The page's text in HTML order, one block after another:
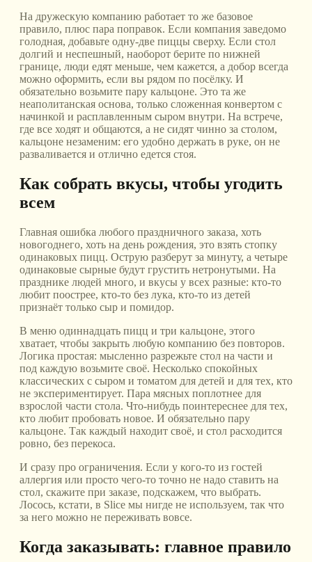
На дружескую компанию работает то же базовое
правило, плюс пара поправок. Если компания заведомо
голодная, добавьте одну-две пиццы сверху. Если стол
долгий и неспешный, наоборот берите по нижней
границе, люди едят меньше, чем кажется, а добор всегда
можно оформить, если вы рядом по посёлку. И
обязательно возьмите пару кальцоне. Это та же
неаполитанская основа, только сложенная конвертом с
начинкой и расплавленным сыром внутри. На встрече,
где все ходят и общаются, а не сидят чинно за столом,
кальцоне незаменим: его удобно держать в руке, он не
разваливается и отлично едется стоя.
Как собрать вкусы, чтобы угодить
всем
Главная ошибка любого праздничного заказа, хоть
новогоднего, хоть на день рождения, это взять стопку
одинаковых пицц. Острую разберут за минуту, а четыре
одинаковые сырные будут грустить нетронутыми. На
празднике людей много, и вкусы у всех разные: кто-то
любит поострее, кто-то без лука, кто-то из детей
признаёт только сыр и помидор.
В меню одиннадцать пицц и три кальцоне, этого
хватает, чтобы закрыть любую компанию без повторов.
Логика простая: мысленно разрежьте стол на части и
под каждую возьмите своё. Несколько спокойных
классических с сыром и томатом для детей и для тех, кто
не экспериментирует. Пара мясных поплотнее для
взрослой части стола. Что-нибудь поинтереснее для тех,
кто любит пробовать новое. И обязательно пару
кальцоне. Так каждый находит своё, и стол расходится
ровно, без перекоса.
И сразу про ограничения. Если у кого-то из гостей
аллергия или просто чего-то точно не надо ставить на
стол, скажите при заказе, подскажем, что выбрать.
Лосось, кстати, в Slice мы нигде не используем, так что
за него можно не переживать вовсе.
Когда заказывать: главное правило